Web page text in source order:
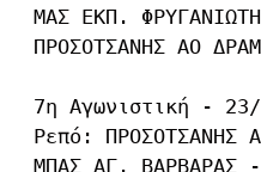
ΜΑΣ ΕΚΠ.
ΠΡΟΣΟΤΣΑΝΗΣ ΑΟ
7η Αγωνιστική -
Ρεπό: ΠΡΟΣΟΤΣΑΝΗΣ
ΜΠΑΣ ΑΓ. ΒΑΡΒΑΡΑΣ